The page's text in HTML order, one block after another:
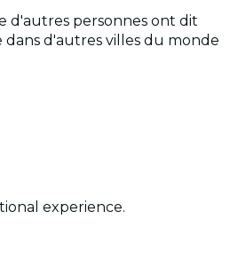
d'autres personnes ont dit
d'autres villes du monde
experience.